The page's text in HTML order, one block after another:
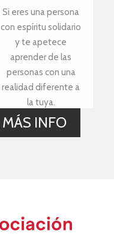
Si eres una persona
con espíritu solidario
y te apetece
aprender de las
personas con una
realidad diferente a
la tuya.
MÁS INFO